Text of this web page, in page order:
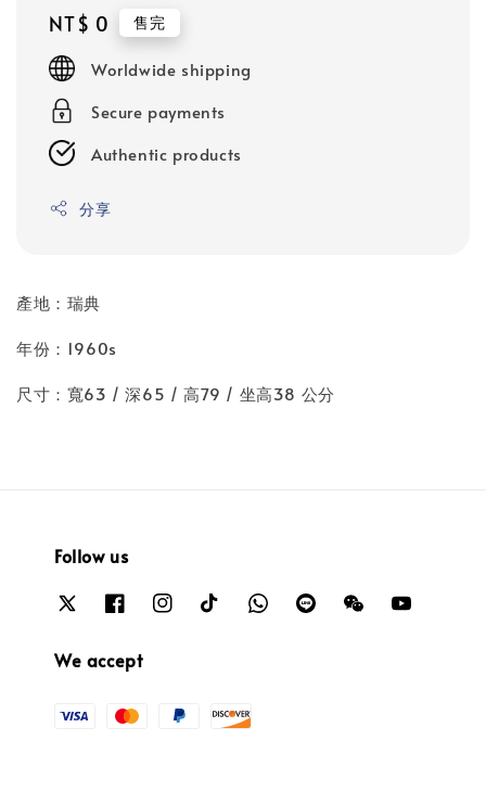
Regular
price
NT$ 0 售完
Worldwide shipping
Secure payments
Authentic products
分享
產地：瑞典
年份：1960s
尺寸：寬63 / 深65 / 高79 / 坐高38 公分
Follow us
We accept